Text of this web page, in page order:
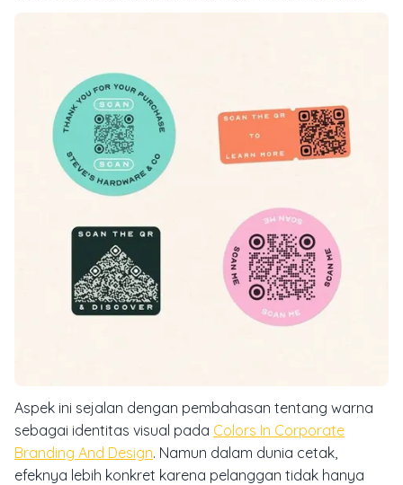
Aspek ini sejalan dengan pembahasan tentang warna
sebagai identitas visual pada Colors In Corporate
Branding And Design. Namun dalam dunia cetak,
efeknya lebih konkret karena pelanggan tidak hanya